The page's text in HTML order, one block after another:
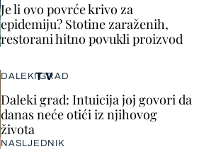
Je li ovo povrće krivo za
epidemiju? Stotine zaraženih,
restorani hitno povukli proizvod
TV
DALEKI GRAD
Daleki grad: Intuicija joj govori da
danas neće otići iz njihovog
života
NASLJEDNIK